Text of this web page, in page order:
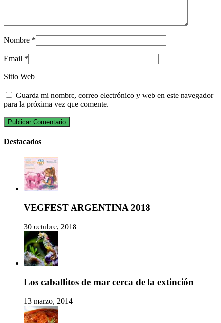
Nombre *
Email *
Sitio Web
Guarda mi nombre, correo electrónico y web en este navegador
para la próxima vez que comente.
Destacados
VEGFEST ARGENTINA 2018
30 octubre, 2018
Los caballitos de mar cerca de la extinción
13 marzo, 2014